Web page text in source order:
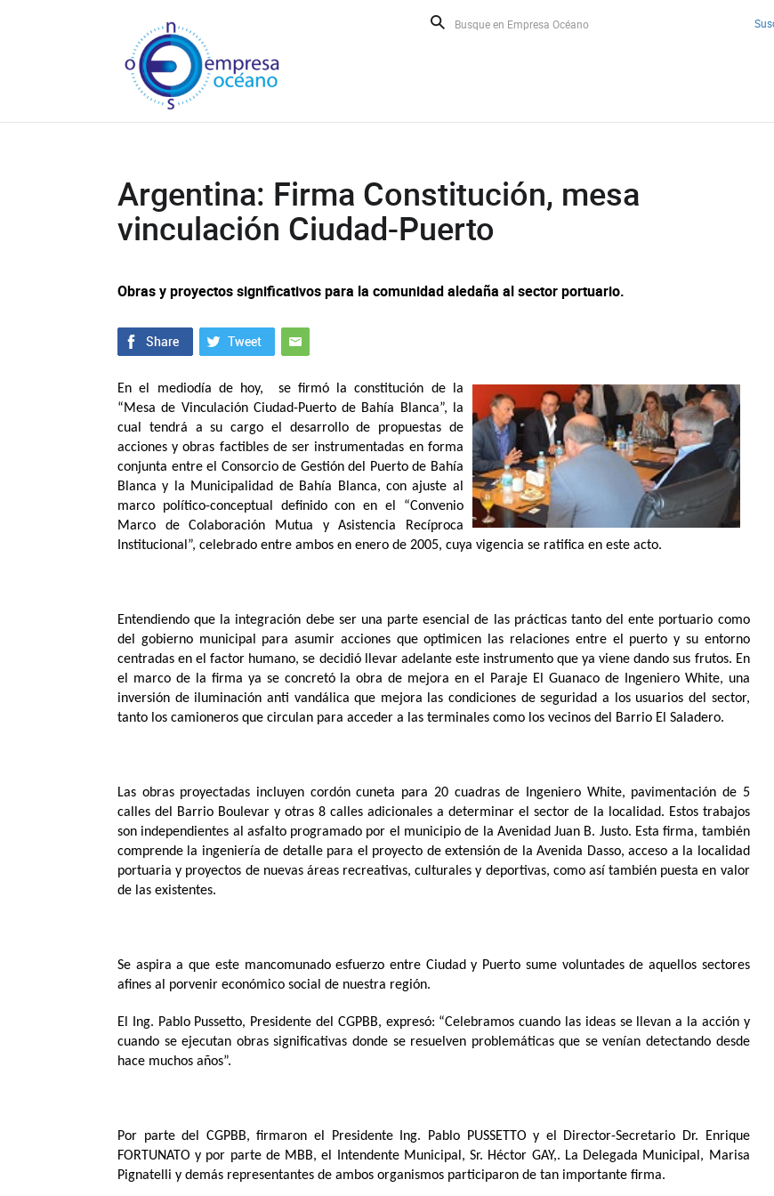
Argentina: Firma Constitución, mesa
vinculación Ciudad-Puerto
Obras y proyectos significativos para la comunidad aledaña al sector portuario.
En el mediodía de hoy, se firmó la constitución de la
“Mesa de Vinculación Ciudad-Puerto de Bahía Blanca”, la
cual tendrá a su cargo el desarrollo de propuestas de
acciones y obras factibles de ser instrumentadas en forma
conjunta entre el Consorcio de Gestión del Puerto de Bahía
Blanca y la Municipalidad de Bahía Blanca, con ajuste al
marco político-conceptual definido con en el “Convenio
Marco de Colaboración Mutua y Asistencia Recíproca
Institucional”, celebrado entre ambos en enero de 2005, cuya vigencia se ratifica en este acto.
Entendiendo que la integración debe ser una parte esencial de las prácticas tanto del ente portuario como
del gobierno municipal para asumir acciones que optimicen las relaciones entre el puerto y su entorno
centradas en el factor humano, se decidió llevar adelante este instrumento que ya viene dando sus frutos. En
el marco de la firma ya se concretó la obra de mejora en el Paraje El Guanaco de Ingeniero White, una
inversión de iluminación anti vandálica que mejora las condiciones de seguridad a los usuarios del sector,
tanto los camioneros que circulan para acceder a las terminales como los vecinos del Barrio El Saladero.
Las obras proyectadas incluyen cordón cuneta para 20 cuadras de Ingeniero White, pavimentación de 5
calles del Barrio Boulevar y otras 8 calles adicionales a determinar el sector de la localidad. Estos trabajos
son independientes al asfalto programado por el municipio de la Avenidad Juan B. Justo. Esta firma, también
comprende la ingeniería de detalle para el proyecto de extensión de la Avenida Dasso, acceso a la localidad
portuaria y proyectos de nuevas áreas recreativas, culturales y deportivas, como así también puesta en valor
de las existentes.
Se aspira a que este mancomunado esfuerzo entre Ciudad y Puerto sume voluntades de aquellos sectores
afines al porvenir económico social de nuestra región.
El Ing. Pablo Pussetto, Presidente del CGPBB, expresó: “Celebramos cuando las ideas se llevan a la acción y
cuando se ejecutan obras significativas donde se resuelven problemáticas que se venían detectando desde
hace muchos años”.
Por parte del CGPBB, firmaron el Presidente Ing. Pablo PUSSETTO y el Director-Secretario Dr. Enrique
FORTUNATO y por parte de MBB, el Intendente Municipal, Sr. Héctor GAY,. La Delegada Municipal, Marisa
Pignatelli y demás representantes de ambos organismos participaron de tan importante firma.